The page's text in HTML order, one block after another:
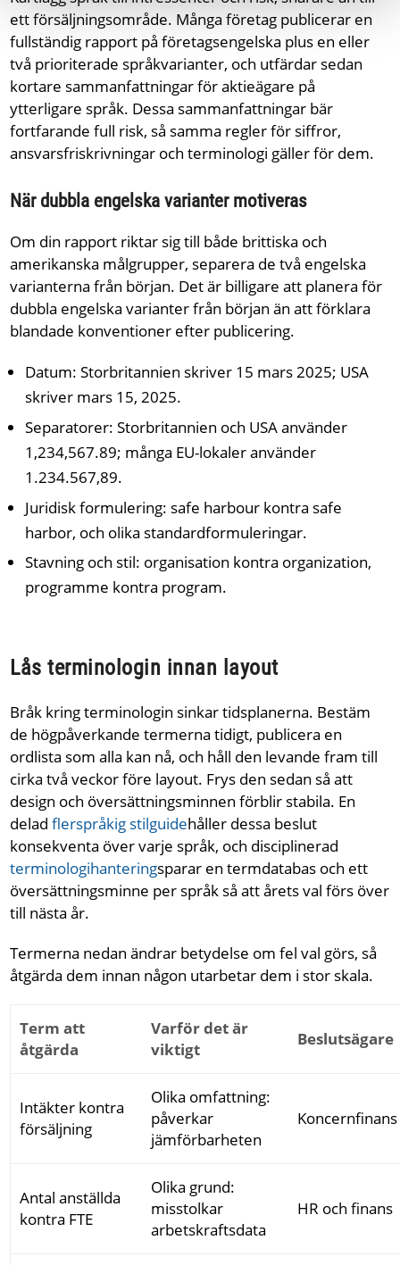
ett försäljningsområde. Många företag publicerar en
fullständig rapport på företagsengelska plus en eller
två prioriterade språkvarianter, och utfärdar sedan
kortare sammanfattningar för aktieägare på
ytterligare språk. Dessa sammanfattningar bär
fortfarande full risk, så samma regler för siffror,
ansvarsfriskrivningar och terminologi gäller för dem.
När dubbla engelska varianter motiveras
Om din rapport riktar sig till både brittiska och
amerikanska målgrupper, separera de två engelska
varianterna från början. Det är billigare att planera för
dubbla engelska varianter från början än att förklara
blandade konventioner efter publicering.
Datum: Storbritannien skriver 15 mars 2025; USA
skriver mars 15, 2025.
Separatorer: Storbritannien och USA använder
1,234,567.89; många EU-lokaler använder
1.234.567,89.
Juridisk formulering: safe harbour kontra safe
harbor, och olika standardformuleringar.
Stavning och stil: organisation kontra organization,
programme kontra program.
Lås terminologin innan layout
Bråk kring terminologin sinkar tidsplanerna. Bestäm
de högpåverkande termerna tidigt, publicera en
ordlista som alla kan nå, och håll den levande fram till
cirka två veckor före layout. Frys den sedan så att
design och översättningsminnen förblir stabila. En
deladflerspråkig stilguidehåller dessa beslut
konsekventa över varje språk, och disciplinerad
terminologihanteringsparar en termdatabas och ett
översättningsminne per språk så att årets val förs över
till nästa år.
Termerna nedan ändrar betydelse om fel val görs, så
åtgärda dem innan någon utarbetar dem i stor skala.
Term att
åtgärda
Varför det är
viktigt
Beslutsägare
Intäkter kontra
försäljning
Olika omfattning:
påverkar
jämförbarheten
Koncernfinans
Antal anställda
kontra FTE
Olika grund:
misstolkar
arbetskraftsdata
HR och finans